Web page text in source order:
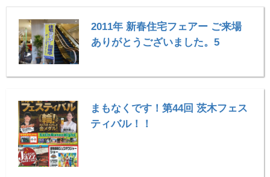
2011年 新春住宅フェアー ご来場
ありがとうございました。5
まもなくです！第44回 茨木フェス
ティバル！！